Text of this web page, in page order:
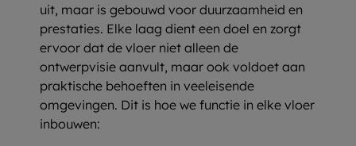
uit, maar is gebouwd voor duurzaamheid en
prestaties. Elke laag dient een doel en zorgt
ervoor dat de vloer niet alleen de
ontwerpvisie aanvult, maar ook voldoet aan
praktische behoeften in veeleisende
omgevingen. Dit is hoe we functie in elke vloer
inbouwen: